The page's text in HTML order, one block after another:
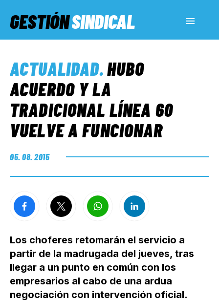
GESTIÓNSINDICAL
SERVICIOS SOCIALES
INFORMES ESPECIALES
FUERA DE MEGÁFONO
ACTUALIDAD.HUBO
ACUERDO Y LA
TRADICIONAL LÍNEA 60
VUELVE A FUNCIONAR
05. 08. 2015
Los choferes retomarán el servicio a
partir de la madrugada del jueves, tras
llegar a un punto en común con los
empresarios al cabo de una ardua
negociación con intervención oficial.